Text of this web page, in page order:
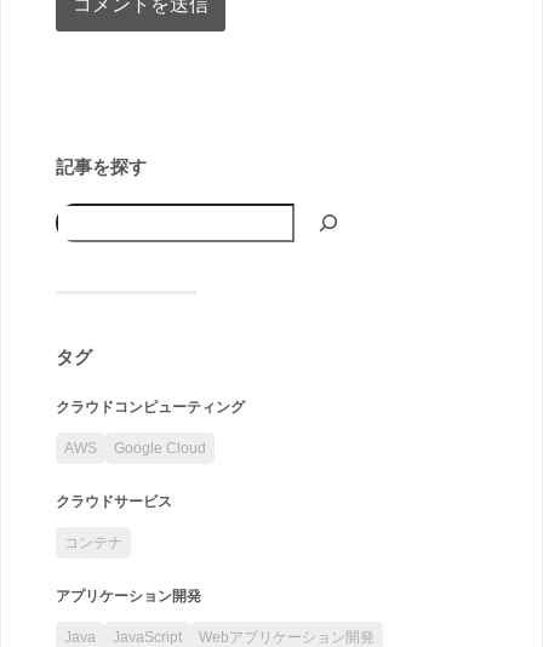
記事を探す
タグ
クラウドコンピューティング
AWS Google Cloud
クラウドサービス
コンテナ
アプリケーション開発
Java JavaScript
Webアプリケーション開発